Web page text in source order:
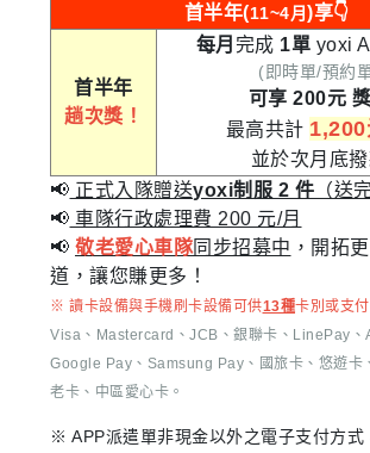
首半年(11~4月)享👇
首半年
趟次獎！
每月 完成 1單 yoxi
(即時單/預約
可享 200元 獎
最高共計 1,200
並於次月底
📢 正式入隊贈送yoxi制服 2 件 （送
📢 車隊行政處理費 200 元/月
📢 敬老愛心車隊同步招募中 ，開拓
道，讓您賺更多！
※ 讀卡設備與手機刷卡設備可供13種卡別或支
Visa、Mastercard、JCB、銀聯卡、LinePay、
Google Pay、Samsung Pay、國旅卡、悠遊卡
老卡、中區愛心卡。
※ APP派遣單非現金以外之電子支付方式